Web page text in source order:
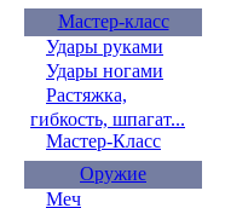
Мастер-класс
Удары руками
Удары ногами
Растяжка,
гибкость, шпагат...
Мастер-Класс
Оружие
Меч